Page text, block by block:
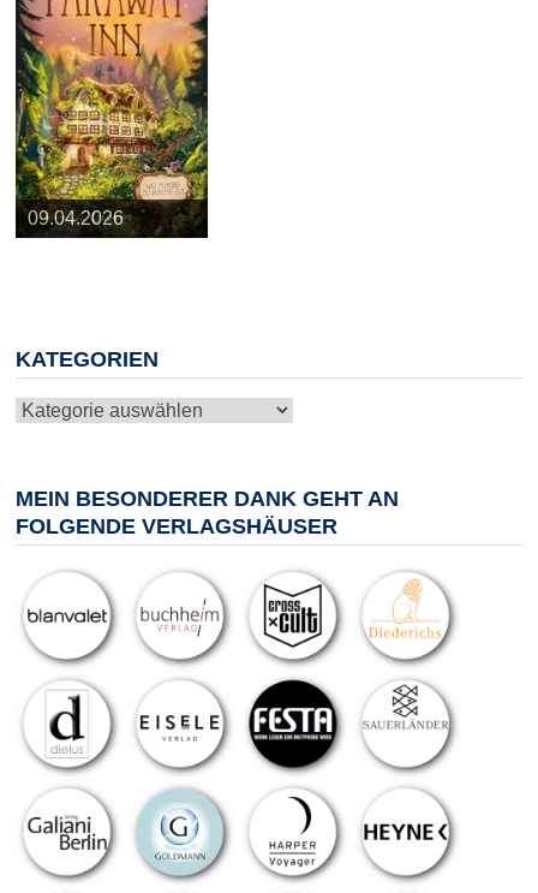
25.03.2026
09.04.2026
20.05.2026
10.06.2026
13.08.2026
KATEGORIEN
Kategorien
MEIN BESONDERER DANK GEHT AN
FOLGENDE VERLAGSHÄUSER